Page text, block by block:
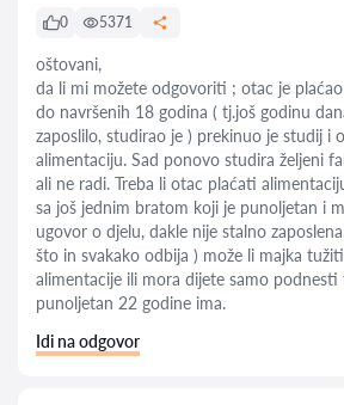
0 5371
oštovani,
da li mi možete odgovoriti ; otac je
do navršenih 18 godina ( tj.još godinu
zaposlilo, studirao je ) prekinuo je studij i
alimentaciju. Sad ponovo studira željeni
ali ne radi. Treba li otac plaćati
sa još jednim bratom koji je punoljetan i
ugovor o djelu, dakle nije stalno
što in svakako odbija ) može li majka
alimentacije ili mora dijete samo
punoljetan 22 godine ima.
Idi na odgovor